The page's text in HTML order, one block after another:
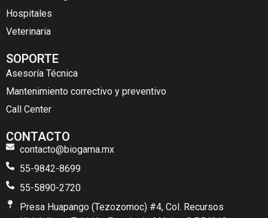
Hospitales
Veterinaria
SOPORTE
Asesoría Técnica
Mantenimiento correctivo y preventivo
Call Center
CONTACTO
contacto@biogama.mx
55-9842-8699
55-5890-2720
Presa Huapango (Tezozomoc) #4, Col. Recursos